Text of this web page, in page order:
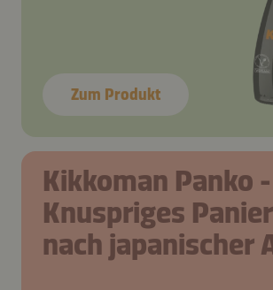
Zum Produkt
Kikkoman Panko -
Knuspriges
nach japanischer